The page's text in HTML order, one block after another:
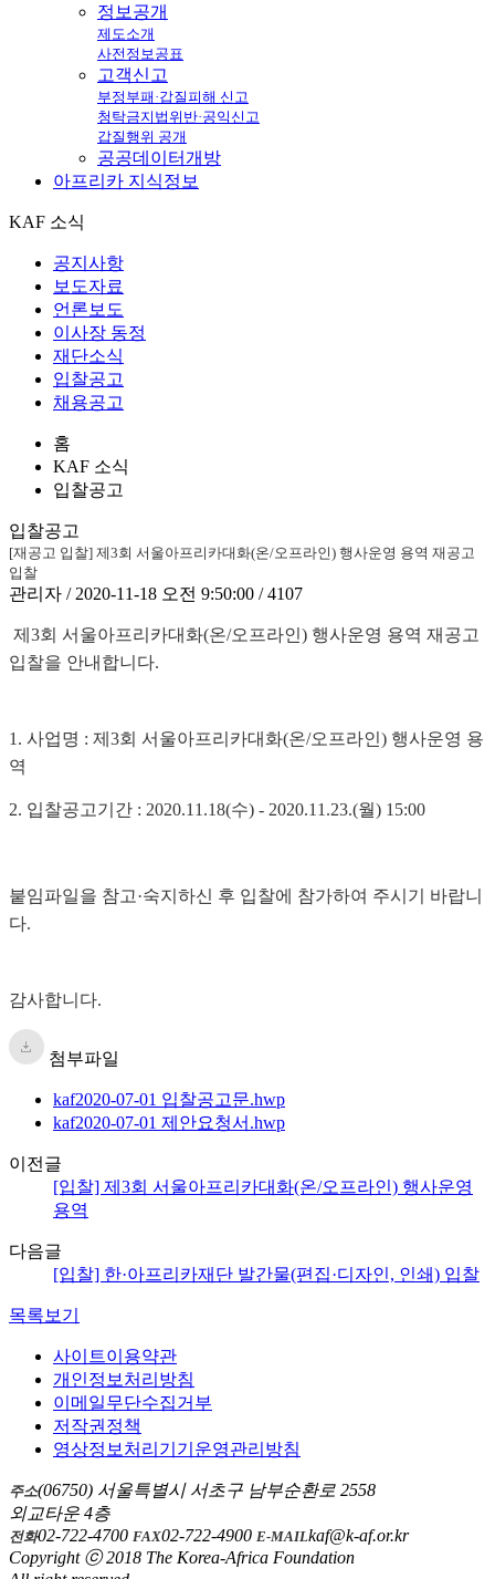
정보공개
제도소개
사전정보공표
고객신고
부정부패·갑질피해 신고
청탁금지법위반·공익신고
갑질행위 공개
공공데이터개방
아프리카 지식정보
KAF 소식
공지사항
보도자료
언론보도
이사장 동정
재단소식
입찰공고
채용공고
홈
KAF 소식
입찰공고
입찰공고
[재공고 입찰] 제3회 서울아프리카대화(온/오프라인) 행사운영 용역 재공고
입찰
관리자 / 2020-11-18 오전 9:50:00 / 4107
제3회 서울아프리카대화(온/오프라인) 행사운영 용역 재공고
입찰을 안내합니다.
1. 사업명 : 제3회 서울아프리카대화(온/오프라인) 행사운영 용
역
2. 입찰공고기간 : 2020.11.18(수) - 2020.11.23.(월) 15:00
붙임파일을 참고·숙지하신 후 입찰에 참가하여 주시기 바랍니
다.
감사합니다.
첨부파일
kaf2020-07-01 입찰공고문.hwp
kaf2020-07-01 제안요청서.hwp
이전글
[입찰] 제3회 서울아프리카대화(온/오프라인) 행사운영
용역
다음글
[입찰] 한·아프리카재단 발간물(편집·디자인, 인쇄) 입찰
목록보기
사이트이용약관
개인정보처리방침
이메일무단수집거부
저작권정책
영상정보처리기기운영관리방침
주소(06750) 서울특별시 서초구 남부순환로 2558
외교타운 4층
전화02-722-4700 FAX02-722-4900 E-MAILkaf@k-af.or.kr
Copyright ⓒ 2018 The Korea-Africa Foundation